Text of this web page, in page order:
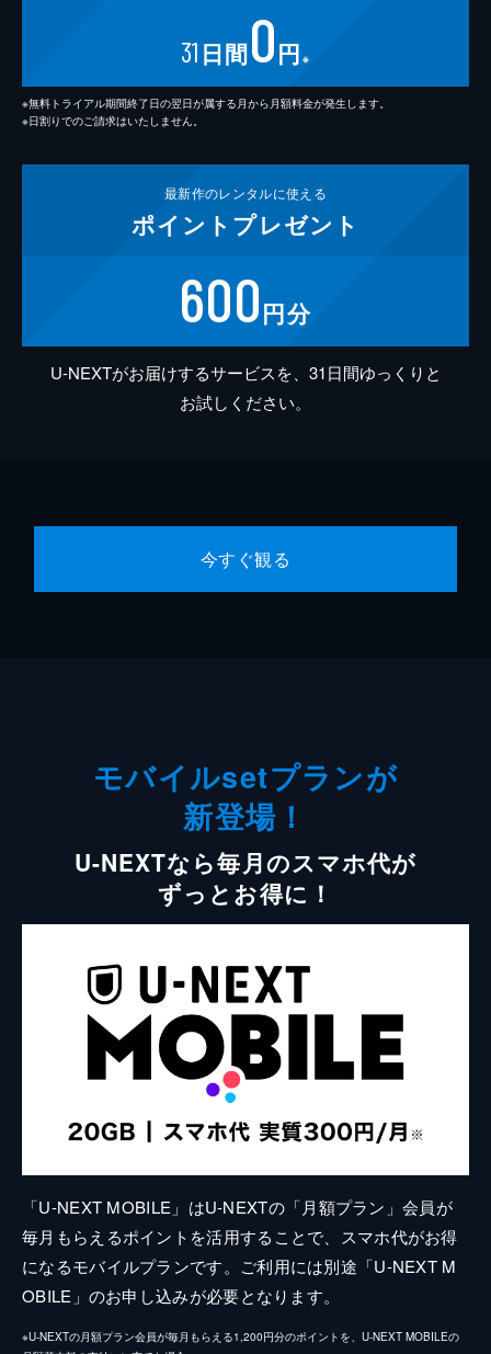
31 日間0円 ※
※無料トライアル期間終了日の翌日が属する月から月額料金が発生します。
※日割りでのご請求はいたしません。
最新作のレンタルに使える
ポイント プレゼント
600円分
U-NEXTがお届けするサービスを、31日間ゆっくりと
お試しください。
今すぐ観る
モバイルsetプランが
新登場！
U-NEXTなら毎月のスマホ代が
ずっとお得に！
「U-NEXT MOBILE」はU-NEXTの「月額プラン」会員が
毎月もらえるポイントを活用することで、スマホ代がお得
になるモバイルプランです。ご利用には別途「U-NEXT M
OBILE」のお申し込みが必要となります。
※U-NEXTの月額プラン会員が毎月もらえる1,200円分のポイントを、U-NEXT MOBILEの